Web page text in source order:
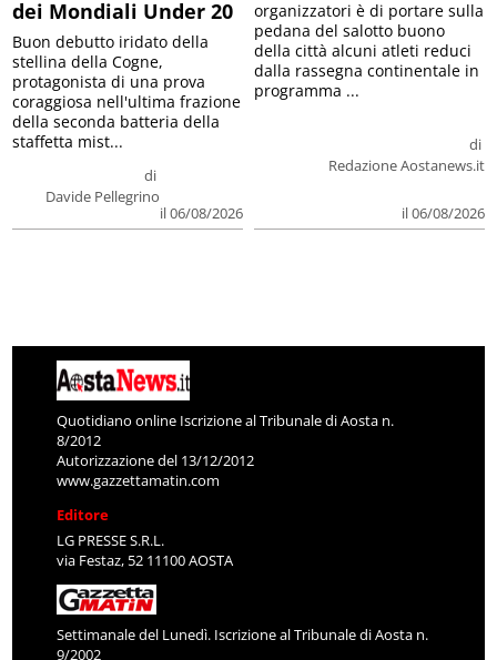
dei Mondiali Under 20
di
Davide Pellegrino
il 06/08/2026
Buon debutto iridato della
stellina della Cogne,
protagonista di una prova
coraggiosa nell'ultima frazione
della seconda batteria della
staffetta mist...
di
Redazione Aostanews.it
il 06/08/2026
organizzatori è di portare sulla
pedana del salotto buono
della città alcuni atleti reduci
dalla rassegna continentale in
programma ...
Quotidiano online Iscrizione al Tribunale di Aosta n.
8/2012
Autorizzazione del 13/12/2012
www.gazzettamatin.com
Editore
LG PRESSE S.R.L.
via Festaz, 52 11100 AOSTA
Settimanale del Lunedì. Iscrizione al Tribunale di Aosta n.
9/2002